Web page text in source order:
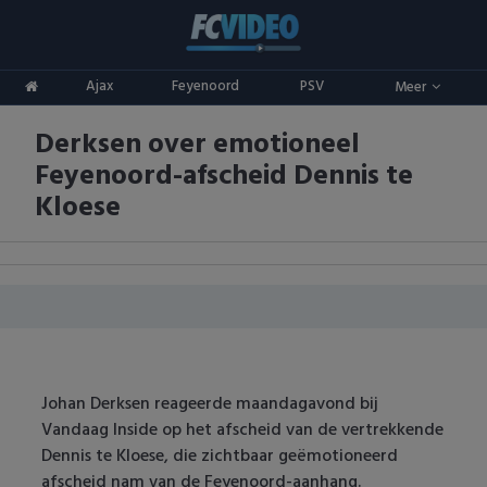
Ajax Feyenoord PSV Meer
ADO Den Haag
Ajax
AZ
FC Utrecht
Feyenoord
Competities
Eredivisie
Keuken Kampioen Divisie
Champions League
Europa League
Oranje
Goals & Samenvattingen
Derksen over emotioneel
Feyenoord-afscheid Dennis te
Kloese
Johan Derksen reageerde maandagavond bij
Vandaag Inside op het afscheid van de vertrekkende
Dennis te Kloese, die zichtbaar geëmotioneerd